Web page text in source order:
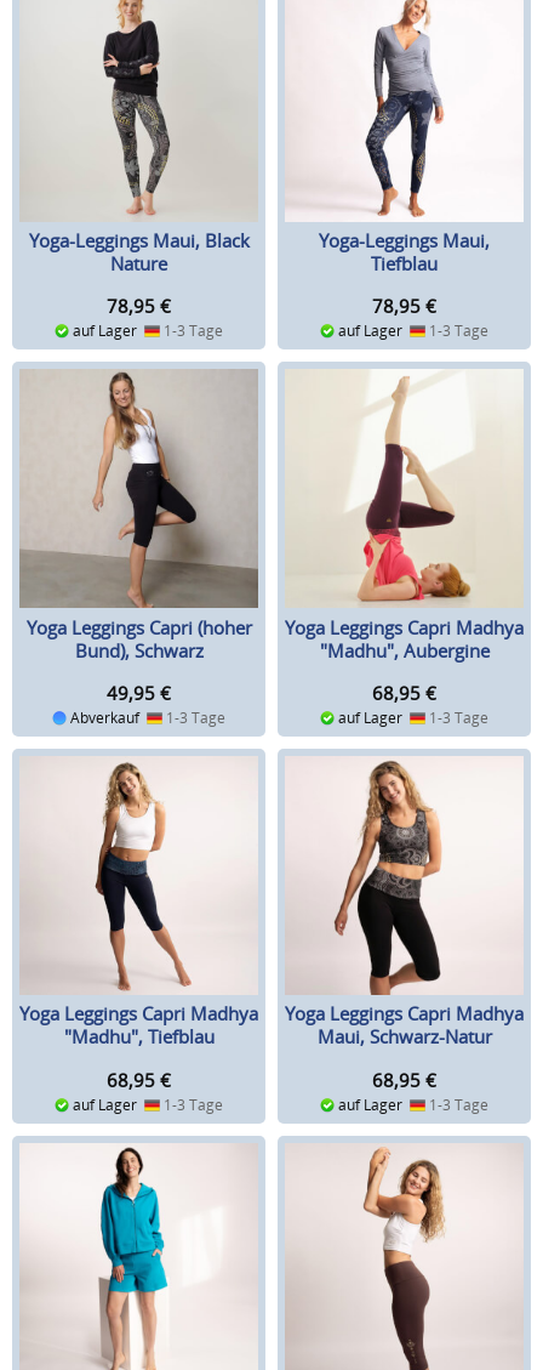
Yoga-Leggings Maui, Black
Nature
78,95 €
auf Lager 1-3 Tage
Yoga-Leggings Maui,
Tiefblau
78,95 €
auf Lager 1-3 Tage
Yoga Leggings Capri (hoher
Bund), Schwarz
49,95 €
Abverkauf 1-3 Tage
Yoga Leggings Capri Madhya
"Madhu", Aubergine
68,95 €
auf Lager 1-3 Tage
Yoga Leggings Capri Madhya
"Madhu", Tiefblau
68,95 €
auf Lager 1-3 Tage
Yoga Leggings Capri Madhya
Maui, Schwarz-Natur
68,95 €
auf Lager 1-3 Tage